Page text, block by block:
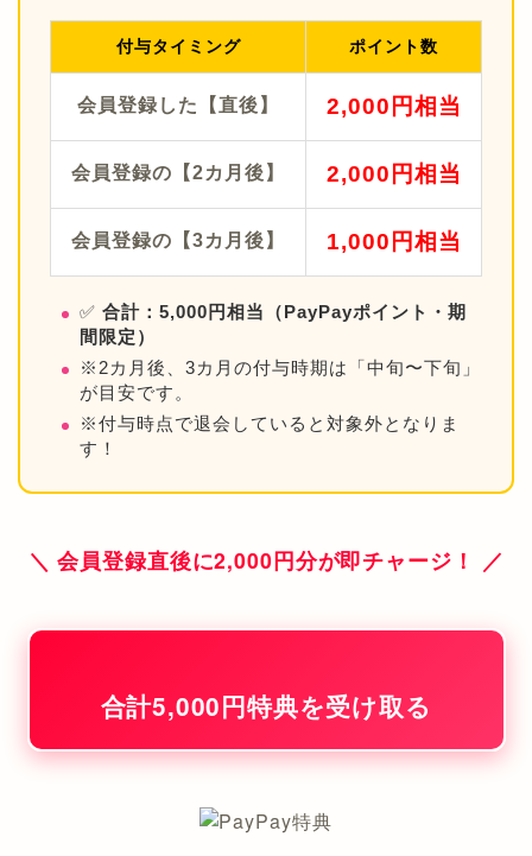
付与タイミング ポイント数
会員登録した【直後】 2,000円相当
会員登録の【2カ月後】 2,000円相当
会員登録の【3カ月後】 1,000円相当
✅ 合計：5,000円相当（PayPayポイント・期
間限定）
※2カ月後、3カ月の付与時期は「中旬〜下旬」
が目安です。
※付与時点で退会していると対象外となりま
す！
＼ 会員登録直後に2,000円分が即チャージ！ ／
合計5,000円特典を受け取る